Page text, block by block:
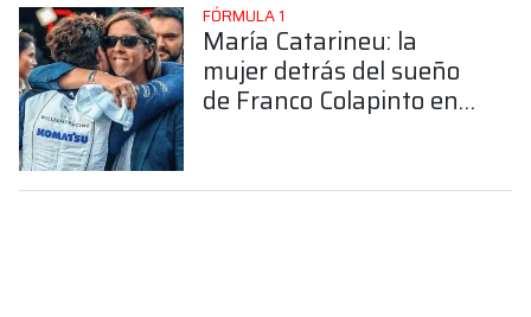
FÓRMULA 1
María Catarineu: la
mujer detrás del sueño
de Franco Colapinto en